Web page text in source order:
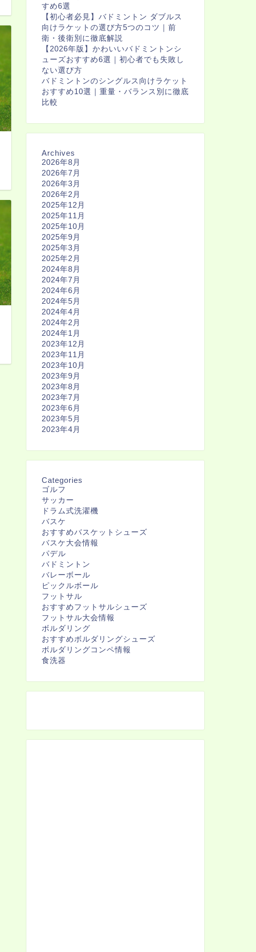
すめ6選
【初心者必見】バドミントン ダブルス
向けラケットの選び方5つのコツ｜前
衛・後衛別に徹底解説
【2026年版】かわいいバドミントンシ
ューズおすすめ6選｜初心者でも失敗し
ない選び方
バドミントンのシングルス向けラケット
おすすめ10選｜重量・バランス別に徹底
比較
Archives
2026年8月
2026年7月
2026年3月
2026年2月
2025年12月
2025年11月
2025年10月
2025年9月
2025年3月
2025年2月
2024年8月
2024年7月
2024年6月
2024年5月
2024年4月
2024年2月
2024年1月
2023年12月
2023年11月
2023年10月
2023年9月
2023年8月
2023年7月
2023年6月
2023年5月
2023年4月
Categories
ゴルフ
サッカー
ドラム式洗濯機
バスケ
おすすめバスケットシューズ
バスケ大会情報
パデル
バドミントン
バレーボール
ピックルボール
フットサル
おすすめフットサルシューズ
フットサル大会情報
ボルダリング
おすすめボルダリングシューズ
ボルダリングコンペ情報
食洗器